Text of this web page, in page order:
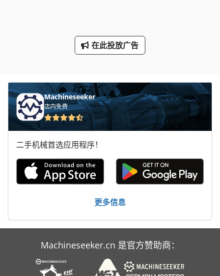
手动 剪 板 机
手动 绞车
林 德 叉车
在此投放广告
Machineseeker
店内免费
二手机械首选应用程序！
更多信息
Machineseeker.cn 是官方赞助商：